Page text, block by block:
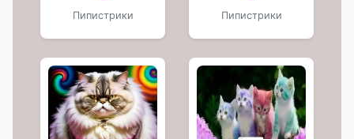
Пипистрики Пипистрики